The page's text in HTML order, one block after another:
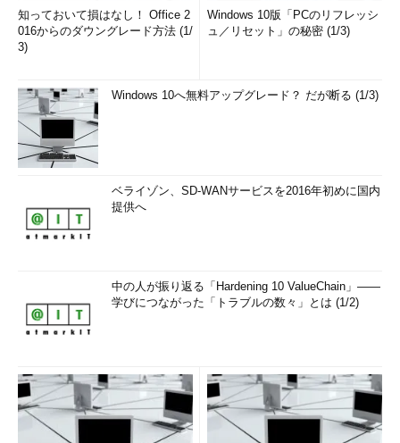
知っておいて損はなし！ Office 2
016からのダウングレード方法 (1/
3)
Windows 10版「PCのリフレッシ
ュ／リセット」の秘密 (1/3)
Windows 10へ無料アップグレード？ だが断る (1/3)
ベライゾン、SD-WANサービスを2016年初めに国内
提供へ
中の人が振り返る「Hardening 10 ValueChain」――
学びにつながった「トラブルの数々」とは (1/2)